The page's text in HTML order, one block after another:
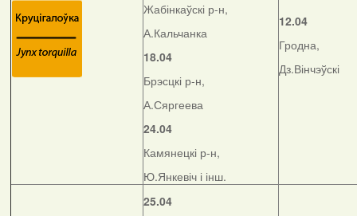
Жабінкаўскі р-н,
А.Кальчанка
18.04
Брэсцкі р-н,
А.Сяргеева
24.04
Камянецкі р-н,
Ю.Янкевіч і інш.
12.04
Гродна,
Дз.Вінчэўскі
25.04